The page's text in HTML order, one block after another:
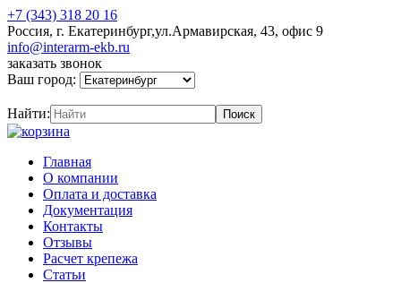
+7 (343) 318 20 16
Россия, г. Екатеринбург,ул.Армавирская, 43, офис 9
info@interarm-ekb.ru
заказать звонок
Ваш город:
Найти:
Главная
О компании
Оплата и доставка
Документация
Контакты
Отзывы
Расчет крепежа
Статьи